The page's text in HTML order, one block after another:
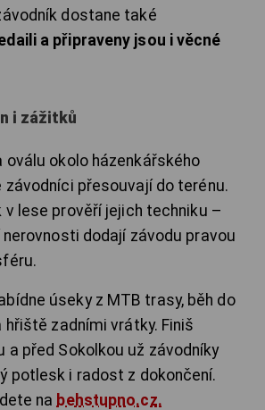
dostane také
a připraveny jsou i věcné
i zážitků
oválu okolo házenkářského
závodníci přesouvají do terénu.
v lese prověří jejich techniku –
nerovnosti dodají závodu pravou
úseky z MTB trasy, běh do
hřiště zadními vrátky. Finiš
a před Sokolkou už závodníky
potlesk i radost z dokončení.
na behstupno.cz.